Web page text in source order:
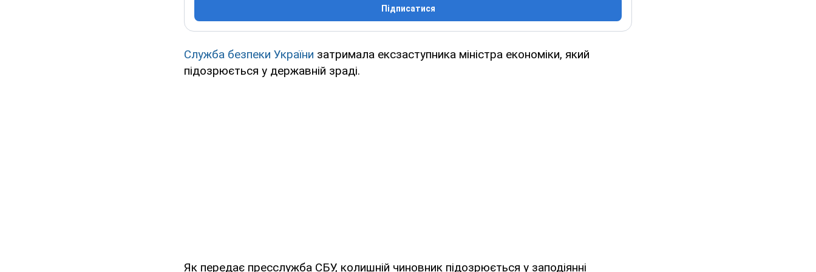
Підписатися
Служба безпеки України затримала ексзаступника міністра економіки, який
підозрюється у державній зраді.
Як передає пресслужба СБУ, колишній чиновник підозрюється у заподіянні